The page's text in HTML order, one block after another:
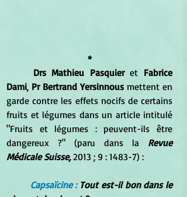
*
Drs Mathieu Pasquier et Fabrice
Dami, Pr Bertrand Yersinnous mettent en
garde contre les effets nocifs de certains
fruits et légumes dans un article intitulé
"Fruits et légumes : peuvent-ils être
dangereux ?" (paru dans la Revue
Médicale Suisse, 2013 ; 9 : 1483-7) :
Capsaïcine : Tout est-il bon dans le